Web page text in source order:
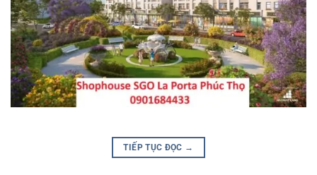
TIẾP TỤC ĐỌC →